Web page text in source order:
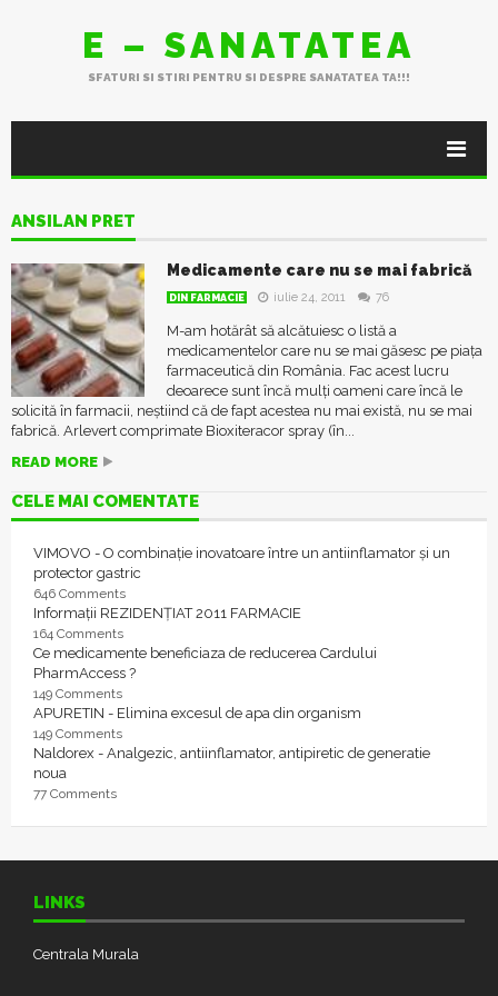
E – SANATATEA
SFATURI SI STIRI PENTRU SI DESPRE SANATATEA TA!!!
ANSILAN PRET
Medicamente care nu se mai fabrică
DIN FARMACIE iulie 24, 2011 76
M-am hotărât să alcătuiesc o listă a
medicamentelor care nu se mai găsesc pe piața
farmaceutică din România. Fac acest lucru
deoarece sunt încă mulți oameni care încă le
solicită în farmacii, neștiind că de fapt acestea nu mai există, nu se mai
fabrică. Arlevert comprimate Bioxiteracor spray (în...
READ MORE
CELE MAI COMENTATE
VIMOVO - O combinație inovatoare între un antiinflamator și un
protector gastric
646 Comments
Informații REZIDENȚIAT 2011 FARMACIE
164 Comments
Ce medicamente beneficiaza de reducerea Cardului
PharmAccess ?
149 Comments
APURETIN - Elimina excesul de apa din organism
149 Comments
Naldorex - Analgezic, antiinflamator, antipiretic de generatie
noua
77 Comments
LINKS
Centrala Murala